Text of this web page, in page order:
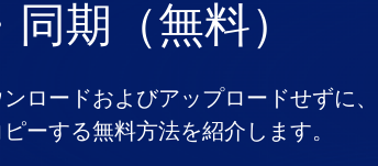
期（無料）
ロードおよびアップロードせずに
ーする無料方法を紹介します。